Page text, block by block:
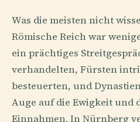
Was die meisten nicht
Römische Reich war
ein prächtiges
verhandelten, Fürsten
besteuerten, und
Auge auf die Ewigkeit und
Einnahmen. In Nürnberg